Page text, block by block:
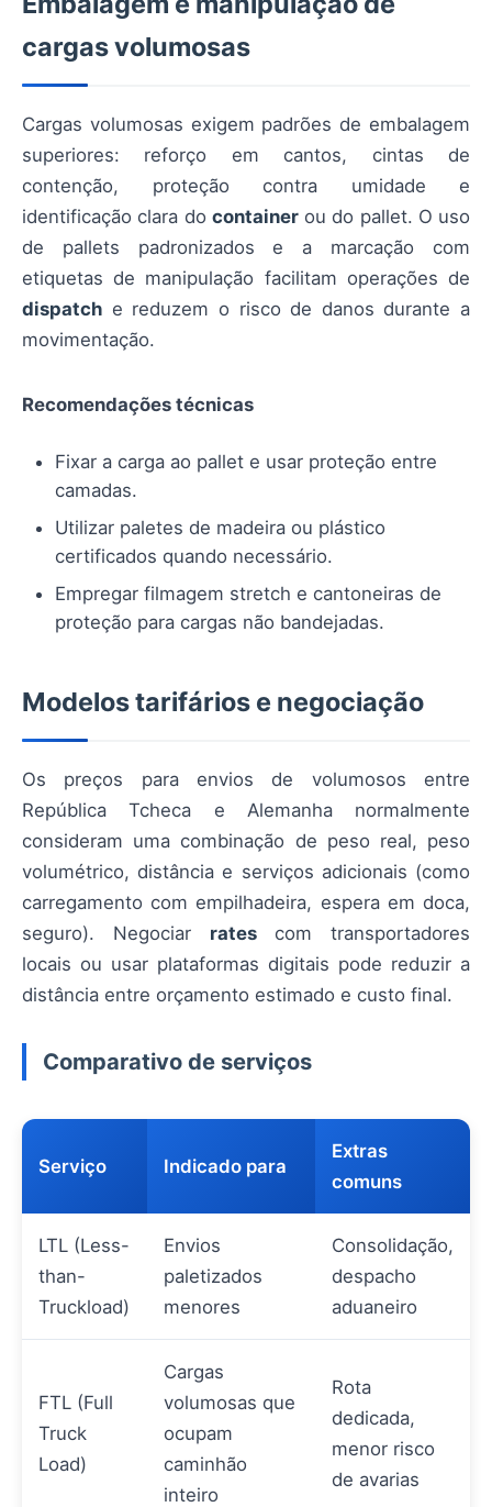
cargas volumosas
Cargas volumosas exigem padrões de embalagem
superiores: reforço em cantos, cintas de
contenção, proteção contra umidade e
identificação clara do containerou do pallet. O uso
de pallets padronizados e a marcação com
etiquetas de manipulação facilitam operações de
dispatch e reduzem o risco de danos durante a
movimentação.
Recomendações técnicas
Fixar a carga ao pallet e usar proteção entre
camadas.
Utilizar paletes de madeira ou plástico
certificados quando necessário.
Empregar filmagem stretch e cantoneiras de
proteção para cargas não bandejadas.
Modelos tarifários e negociação
Os preços para envios de volumosos entre
República Tcheca e Alemanha normalmente
consideram uma combinação de peso real, peso
volumétrico, distância e serviços adicionais (como
carregamento com empilhadeira, espera em doca,
seguro). Negociar ratescom transportadores
locais ou usar plataformas digitais pode reduzir a
distância entre orçamento estimado e custo final.
Comparativo de serviços
Serviço Indicado para
Extras
comuns
LTL (Less-
than-
Truckload)
Envios
paletizados
menores
Consolidação,
despacho
aduaneiro
FTL (Full
Truck
Load)
Cargas
volumosas que
ocupam
caminhão
inteiro
Rota
dedicada,
menor risco
de avarias